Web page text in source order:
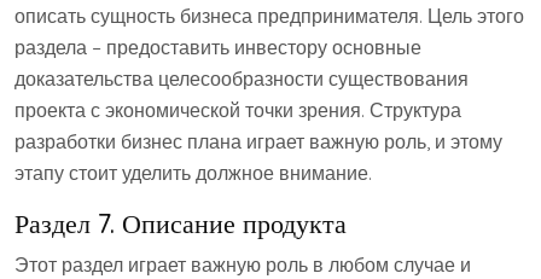
описать сущность бизнеса предпринимателя. Цель этого
раздела – предоставить инвестору основные
доказательства целесообразности существования
проекта с экономической точки зрения. Структура
разработки бизнес плана играет важную роль, и этому
этапу стоит уделить должное внимание.
Раздел 7. Описание продукта
Этот раздел играет важную роль в любом случае и